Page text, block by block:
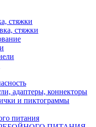
стяжки
стяжки
адаптеры, коннекторы
и пиктограммы
питания